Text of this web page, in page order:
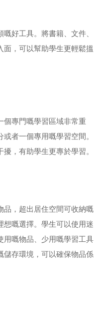
好工具。將書籍、文件、
，可以幫助學生更輕鬆搵
個專門嘅學習區域非常重
者一個專用嘅學習空間。
，有助學生更專於學習。
品，超出居住空間可收納嘅
想嘅選擇。學生可以使用迷
用嘅物品、少用嘅學習工具
儲存環境，可以確保物品係